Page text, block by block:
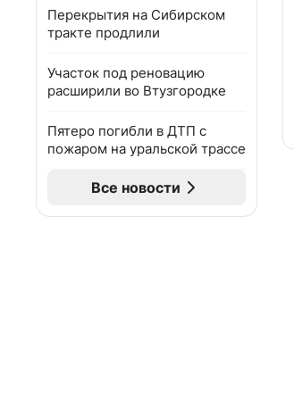
Перекрытия на Сибирском
тракте продлили
Участок под реновацию
расширили во Втузгородке
Пятеро погибли в ДТП с
пожаром на уральской трассе
Все новости